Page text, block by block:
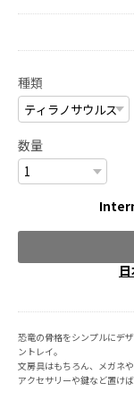
種類
数量
恐竜の骨格をシンプルにデ
ントレイ。
文房具はもちろん、メガネ
アクセサリーや鍵など置け